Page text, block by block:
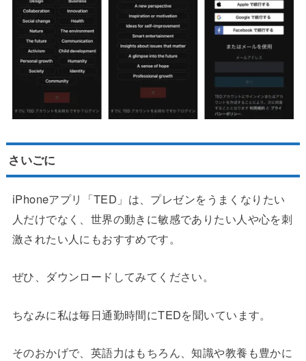
さいごに
iPhoneアプリ「TED」は、プレゼンをうまくなりたい
人だけでなく、世界の動きに敏感でありたい人や心を刺
激されたい人にもおすすめです。
ぜひ、ダウンロードしてみてください。
ちなみに私は毎日通勤時間にTEDを聞いています。
そのおかげで、英語力はもちろん、知識や教養も豊かに